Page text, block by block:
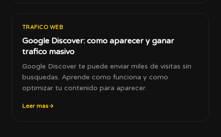
TRAFICO WEB
Google Discover: como aparecer y ganar
trafico masivo
Google Discover te puede enviar miles de visitas sin
busquedas. Aprende como funciona y como
optimizar tu contenido para aparecer.
Leer mas